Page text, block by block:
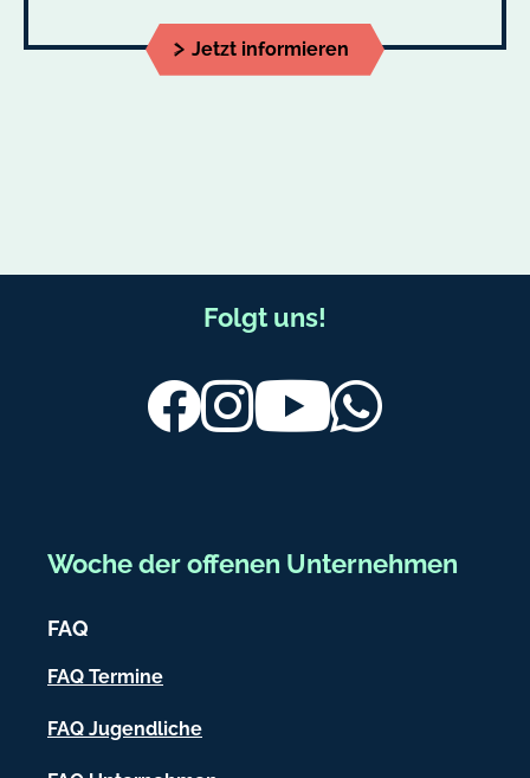
Jetzt informieren
Folgt uns!
FacebookInstagramYoutube
Woche der offenen Unternehmen
FAQ
FAQ Termine
FAQ Jugendliche